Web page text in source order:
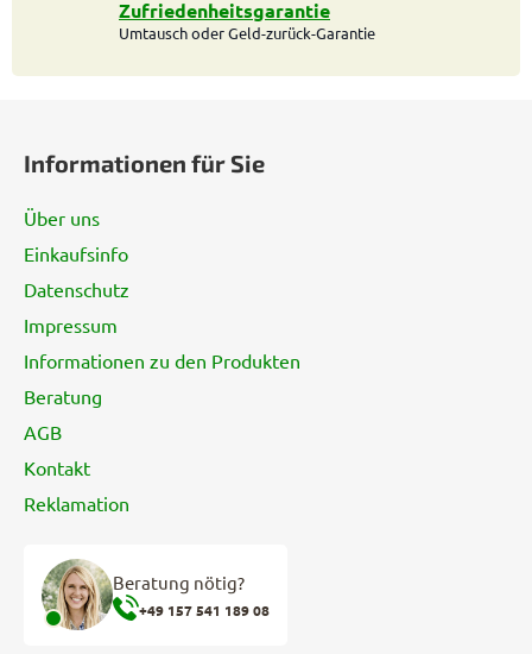
t
e
e
i
Zufriedenheitsgarantie
Umtausch oder Geld-zurück-Garantie
Informationen für Sie
Über uns
Einkaufsinfo
Datenschutz
Impressum
Informationen zu den Produkten
Beratung
AGB
Kontakt
Reklamation
Beratung nötig?
+49 157 541 189 08